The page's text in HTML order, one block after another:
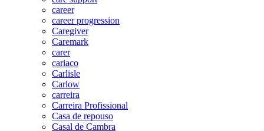
career
career progression
Caregiver
Caremark
carer
cariaco
Carlisle
Carlow
carreira
Carreira Profissional
Casa de repouso
Casal de Cambra